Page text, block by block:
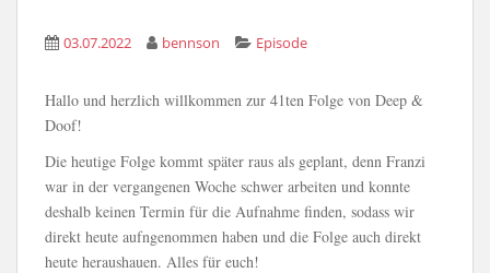
03.07.2022 bennson Episode
Hallo und herzlich willkommen zur 41ten Folge von Deep &
Doof!
Die heutige Folge kommt später raus als geplant, denn Franzi
war in der vergangenen Woche schwer arbeiten und konnte
deshalb keinen Termin für die Aufnahme finden, sodass wir
direkt heute aufngenommen haben und die Folge auch direkt
heute heraushauen. Alles für euch!